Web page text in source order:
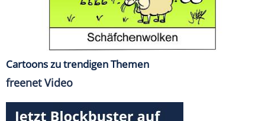
Cartoons zu trendigen Themen
freenet Video